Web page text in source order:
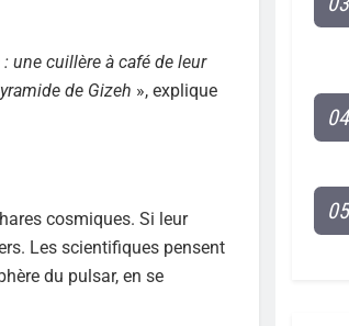
une cuillère à café de leur
de Gizeh », explique
cosmiques. Si leur
Les scientifiques pensent
du pulsar, en se